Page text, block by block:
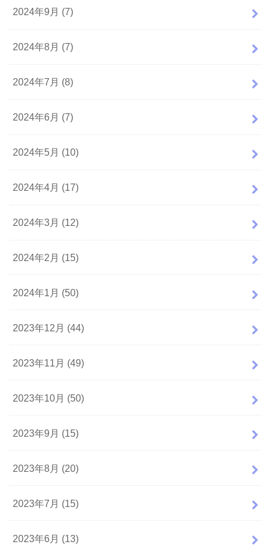
2024年9月 (7)
2024年8月 (7)
2024年7月 (8)
2024年6月 (7)
2024年5月 (10)
2024年4月 (17)
2024年3月 (12)
2024年2月 (15)
2024年1月 (50)
2023年12月 (44)
2023年11月 (49)
2023年10月 (50)
2023年9月 (15)
2023年8月 (20)
2023年7月 (15)
2023年6月 (13)